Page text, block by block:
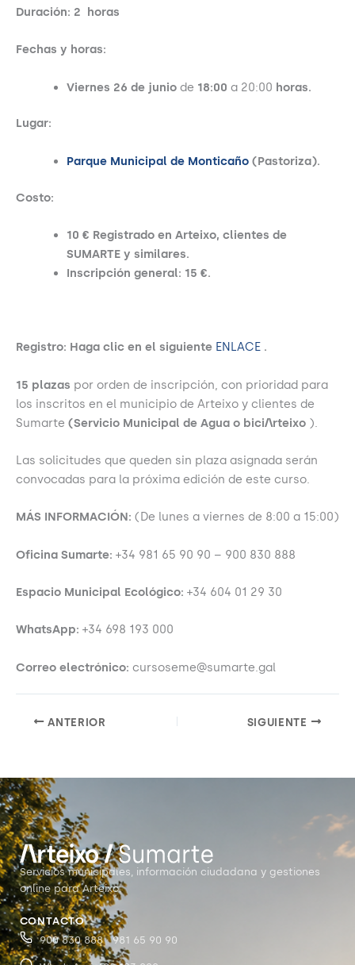
Duración: 2 horas
Fechas y horas:
Viernes 26 de juniode 18:00 a 20:00 horas.
Lugar:
Parque Municipal de Monticaño(Pastoriza).
Costo:
10 € Registrado en Arteixo, clientes de
SUMARTE y similares.
Inscripción general: 15 €.
Registro: Haga clic en el siguiente ENLACE .
15 plazas por orden de inscripción, con prioridad para
los inscritos en el municipio de Arteixo y clientes de
Sumarte (Servicio Municipal de Agua o bici/\rteixo ).
Las solicitudes que queden sin plaza asignada serán
convocadas para la próxima edición de este curso.
MÁS INFORMACIÓN: (De lunes a viernes de 8:00 a 15:00)
Oficina Sumarte: +34 981 65 90 90 – 900 830 888
Espacio Municipal Ecológico: +34 604 01 29 30
WhatsApp: +34 698 193 000
Correo electrónico: cursoseme@sumarte.gal
ANTERIOR SIGUIENTE
Servicios municipales, información ciudadana y gestiones
online para Arteixo.
CONTACTO
900 830 888 · 981 65 90 90